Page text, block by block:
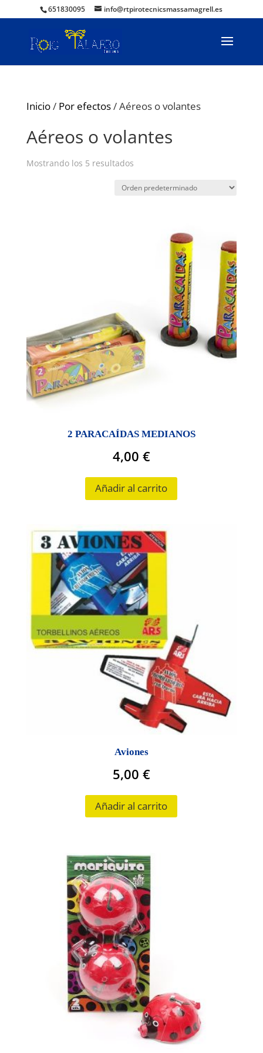
651830095 info@rtpirotecnicsmassamagrell.es
Inicio/ Por efectos/ Aéreos o volantes
Aéreos o volantes
Mostrando los 5 resultados
2 PARACAÍDAS MEDIANOS
4,00 €
Añadir al carrito
Aviones
5,00 €
Añadir al carrito